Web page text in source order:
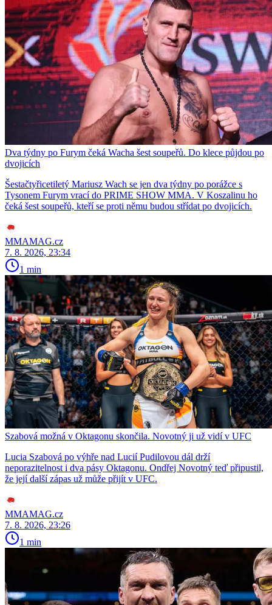
Dva týdny po Furym čeká Wacha šest soupeřů. Do klece půjdou po
dvojicích
Šestačtyřicetiletý Mariusz Wach se jen dva týdny po porážce s
Tysonem Furym vrací do PRIME SHOW MMA. V Koszalinu ho
čeká šest soupeřů, kteří se proti němu budou střídat po dvojicích.
MMAMAG.cz
7. 8. 2026, 23:34
1 min
Szabová možná v Oktagonu skončila. Novotný ji už vidí v UFC
Lucia Szabová po výhře nad Lucií Pudilovou dál drží
neporazitelnost i dva pásy Oktagonu. Ondřej Novotný teď připustil,
že její další zápas už může přijít v UFC.
MMAMAG.cz
7. 8. 2026, 23:26
1 min